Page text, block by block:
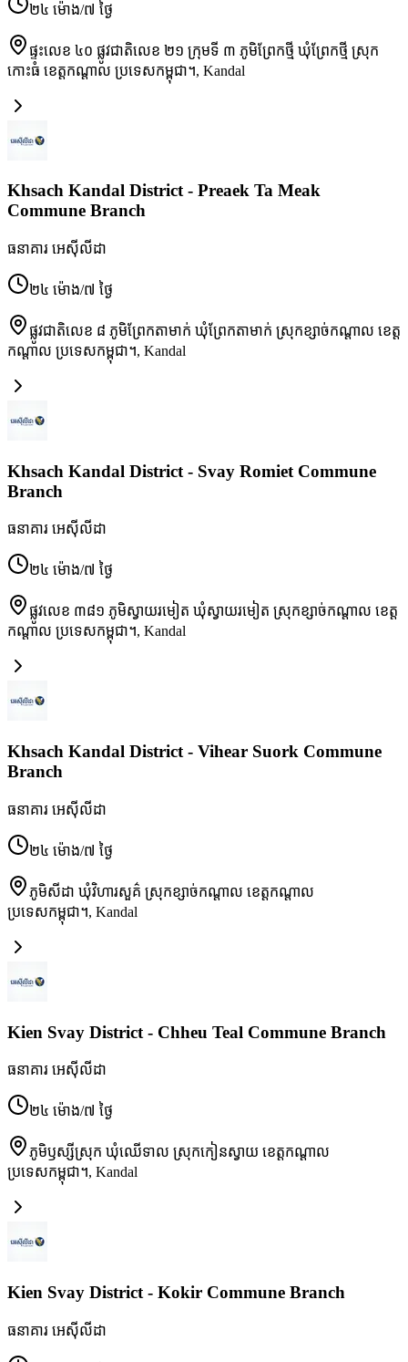
២៤ ម៉ោង/៧ ថ្ងៃ
ផ្ទះលេខ ៤០ ផ្លូវជាតិលេខ ២១ ក្រុមទី ៣ ភូមិព្រែកថ្មី ឃុំព្រែកថ្មី ស្រុក
កោះធំ ខេត្តកណ្ដាល ប្រទេសកម្ពុជា។, Kandal
Khsach Kandal District - Preaek Ta Meak
Commune Branch
ធនាគារ អេស៊ីលីដា
២៤ ម៉ោង/៧ ថ្ងៃ
ផ្លូវជាតិលេខ ៨ ភូមិព្រែកតាមាក់ ឃុំព្រែកតាមាក់ ស្រុកខ្សាច់កណ្តាល ខេត្ត
កណ្តាល ប្រទេសកម្ពុជា។, Kandal
Khsach Kandal District - Svay Romiet Commune
Branch
ធនាគារ អេស៊ីលីដា
២៤ ម៉ោង/៧ ថ្ងៃ
ផ្លូវលេខ ៣៨១ ភូមិស្វាយរមៀត ឃុំស្វាយរមៀត ស្រុកខ្សាច់កណ្តាល ខេត្ត
កណ្តាល ប្រទេសកម្ពុជា។, Kandal
Khsach Kandal District - Vihear Suork Commune
Branch
ធនាគារ អេស៊ីលីដា
២៤ ម៉ោង/៧ ថ្ងៃ
ភូមិសីដា ឃុំវិហារសួគ៌ ស្រុកខ្សាច់កណ្តាល ខេត្តកណ្តាល
ប្រទេសកម្ពុជា។, Kandal
Kien Svay District - Chheu Teal Commune Branch
ធនាគារ អេស៊ីលីដា
២៤ ម៉ោង/៧ ថ្ងៃ
ភូមិឫស្សីស្រុក ឃុំឈើទាល ស្រុកកៀនស្វាយ ខេត្តកណ្តាល
ប្រទេសកម្ពុជា។, Kandal
Kien Svay District - Kokir Commune Branch
ធនាគារ អេស៊ីលីដា